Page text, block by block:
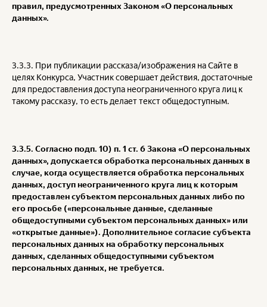
правил, предусмотренных Законом «О персональных
данных».
3.3.3. При публикации рассказа/изображения на Сайте в
целях Конкурса, Участник совершает действия, достаточные
для предоставления доступа неограниченного круга лиц к
такому рассказу, то есть делает текст общедоступным.
3.3.5. Согласно подп. 10) п. 1 ст. 6 Закона «О персональных
данных», допускается обработка персональных данных в
случае, когда осуществляется обработка персональных
данных, доступ неограниченного круга лиц к которым
предоставлен субъектом персональных данных либо по
его просьбе («персональные данные, сделанные
общедоступными субъектом персональных данных» или
«открытые данные»). Дополнительное согласие субъекта
персональных данных на обработку персональных
данных, сделанных общедоступными субъектом
персональных данных, не требуется.